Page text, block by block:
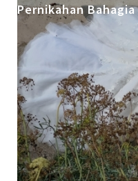
Pernikahan Bahagia